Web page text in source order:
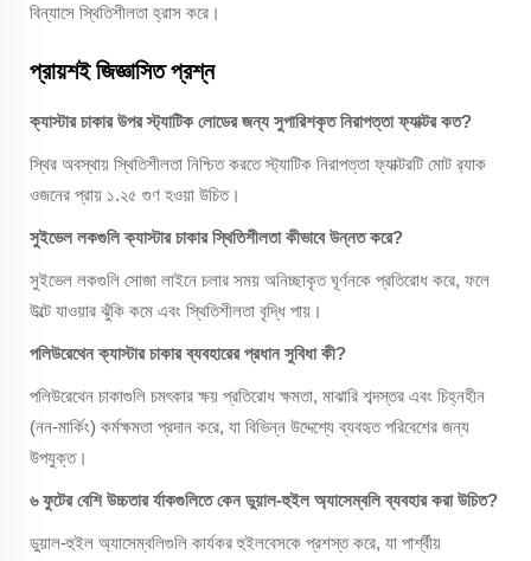
বিন্যাসে স্থিতিশীলতা হ্রাস করে।
প্রায়শই জিজ্ঞাসিত প্রশ্ন
ক্যাস্টার চাকার উপর স্ট্যাটিক লোডের জন্য সুপারিশকৃত নিরাপত্তা ফ্যাক্টর কত?
স্থির অবস্থায় স্থিতিশীলতা নিশ্চিত করতে স্ট্যাটিক নিরাপত্তা ফ্যাক্টরটি মোট র‍্যাক
ওজনের প্রায় ১.২৫ গুণ হওয়া উচিত।
সুইভেল লকগুলি ক্যাস্টার চাকার স্থিতিশীলতা কীভাবে উন্নত করে?
সুইভেল লকগুলি সোজা লাইনে চলার সময় অনিচ্ছাকৃত ঘূর্ণনকে প্রতিরোধ করে, ফলে
উল্টে যাওয়ার ঝুঁকি কমে এবং স্থিতিশীলতা বৃদ্ধি পায়।
পলিউরেথেন ক্যাস্টার চাকার ব্যবহারের প্রধান সুবিধা কী?
পলিউরেথেন চাকাগুলি চমৎকার ক্ষয় প্রতিরোধ ক্ষমতা, মাঝারি শব্দস্তর এবং চিহ্নহীন
(নন-মার্কিং) কর্মক্ষমতা প্রদান করে, যা বিভিন্ন উদ্দেশ্যে ব্যবহৃত পরিবেশের জন্য
উপযুক্ত।
৬ ফুটের বেশি উচ্চতার র্যাকগুলিতে কেন ডুয়াল-হুইল অ্যাসেম্বলি ব্যবহার করা উচিত?
ডুয়াল-হুইল অ্যাসেম্বলিগুলি কার্যকর হুইলবেসকে প্রশস্ত করে, যা পার্শ্বীয়